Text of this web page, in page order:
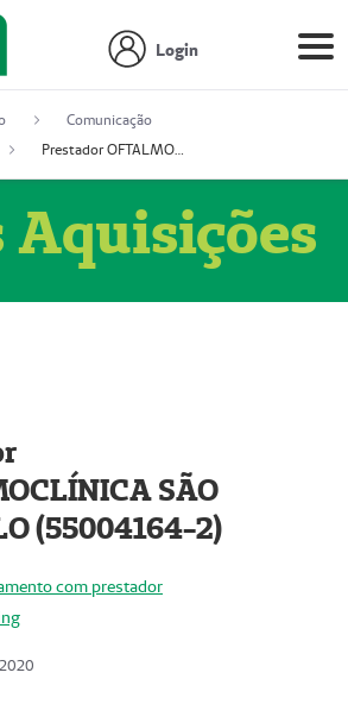
Login
Comunicação
Prestador OFTALMOCLÍNICA SÃO GONÇALO (55004164-2)
Aquisições
SÃO
(55004164-2)
com prestador